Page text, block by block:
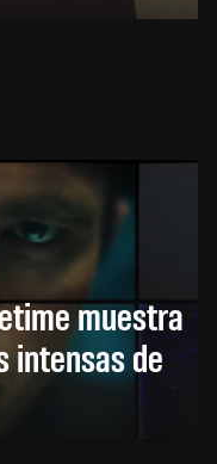
muestra
intensas de